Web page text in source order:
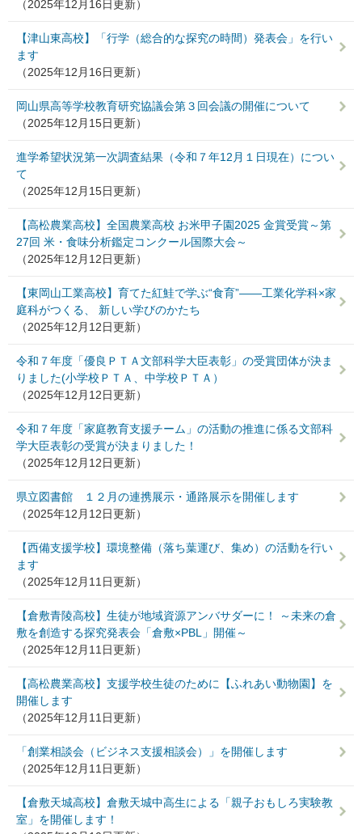
（2025年12月16日更新）
【津山東高校】「行学（総合的な探究の時間）発表会」を行い
ます
（2025年12月16日更新）
岡山県高等学校教育研究協議会第３回会議の開催について
（2025年12月15日更新）
進学希望状況第一次調査結果（令和７年12月１日現在）につい
て
（2025年12月15日更新）
【高松農業高校】全国農業高校 お米甲子園2025 金賞受賞～第
27回 米・食味分析鑑定コンクール国際大会～
（2025年12月12日更新）
【東岡山工業高校】育てた紅鮭で学ぶ“食育”――工業化学科×家
庭科がつくる、 新しい学びのかたち
（2025年12月12日更新）
令和７年度「優良ＰＴＡ文部科学大臣表彰」の受賞団体が決ま
りました(小学校ＰＴＡ、中学校ＰＴＡ）
（2025年12月12日更新）
令和７年度「家庭教育支援チーム」の活動の推進に係る文部科
学大臣表彰の受賞が決まりました！
（2025年12月12日更新）
県立図書館 １２月の連携展示・通路展示を開催します
（2025年12月12日更新）
【西備支援学校】環境整備（落ち葉運び、集め）の活動を行い
ます
（2025年12月11日更新）
【倉敷青陵高校】生徒が地域資源アンバサダーに！ ～未来の倉
敷を創造する探究発表会「倉敷×PBL」開催～
（2025年12月11日更新）
【高松農業高校】支援学校生徒のために【ふれあい動物園】を
開催します
（2025年12月11日更新）
「創業相談会（ビジネス支援相談会）」を開催します
（2025年12月11日更新）
【倉敷天城高校】倉敷天城中高生による「親子おもしろ実験教
室」を開催します！